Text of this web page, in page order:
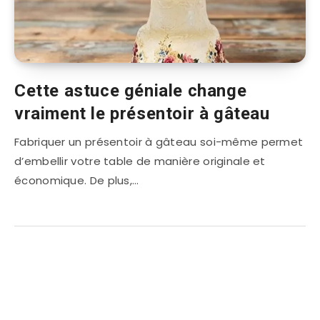
Cette astuce géniale change
vraiment le présentoir à gâteau
Fabriquer un présentoir à gâteau soi-même permet
d’embellir votre table de manière originale et
économique. De plus,…